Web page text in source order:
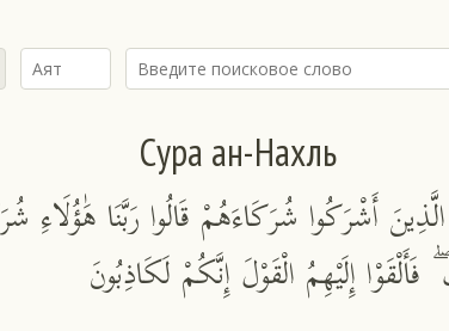
Сура ан-Нахль
أَشْرَكُوا شُرَكَاءَهُمْ قَالُوا رَبَّنَا هَٰؤُلَاءِ
إِلَيْهِمُ الْقَوْلَ إِنَّكُمْ لَكَاذِبُونَ